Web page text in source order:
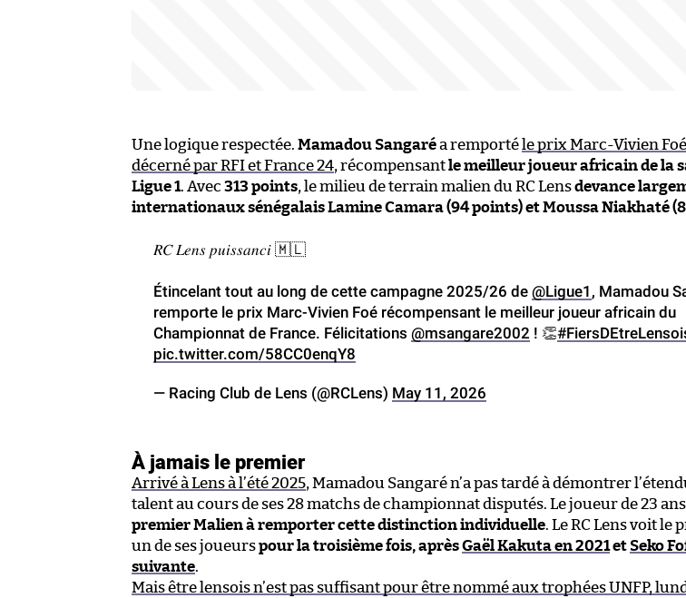
Une logique respectée. Mamadou Sangaréa remporté le prix Marc-Vivien
décerné par RFI et France 24, récompensantle meilleur joueur africain de la
Ligue 1. Avec 313 points, le milieu de terrain malien du RC Lensdevance
internationaux sénégalais Lamine Camara (94 points) et Moussa Niakhaté
𝑅𝐶 𝐿𝑒𝑛𝑠 𝑝𝑢𝑖𝑠𝑠𝑎𝑛𝑐𝑖 🇲🇱
Étincelant tout au long de cette campagne 2025/26 de @Ligue1 , Mamadou
remporte le prix Marc-Vivien Foé récompensant le meilleur joueur africain du
Championnat de France. Félicitations @msangare2002 ! 👏
pic.twitter.com/58CC0enqY8
— Racing Club de Lens (@RCLens) May 11, 2026
À jamais le premier
Arrivé à Lens à l’été 2025, Mamadou Sangaré n’a pas tardé à démontrer
talent au cours de ses 28 matchs de championnat disputés. Le joueur de 23 ans
premier Malien à remporter cette distinction individuelle. Le RC Lens voit le
un de ses joueurspour la troisième fois, aprèsGaël Kakuta en 2021et Seko
suivante.
Mais être lensois n’est pas suffisant pour être nommé aux trophées UNFP,